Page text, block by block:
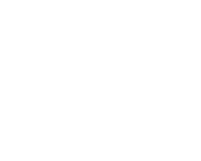
문 영상 제작
가능